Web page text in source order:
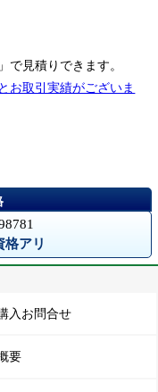
で見積りできます。
お取引実績がございま
格アリ
入お問合せ
要